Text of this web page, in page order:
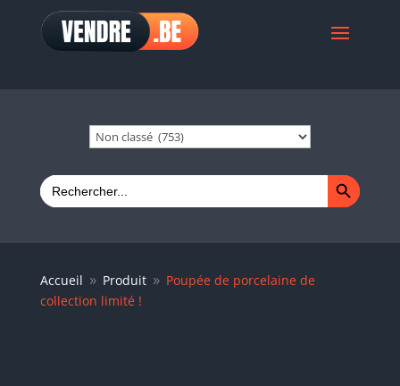
Search
for:
Search Button
Accueil 9 Produit 9 Poupée de porcelaine de
collection limité !